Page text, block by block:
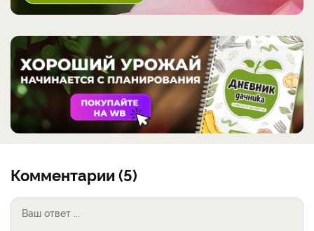
Комментарии (5)